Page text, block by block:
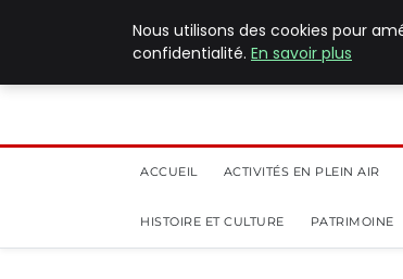
ACCUEIL ACTIVITÉS EN PLEIN AIR
HISTOIRE ET CULTURE PATRIMOINE
Nous utilisons des cookies pour
confidentialité. En savoir plus